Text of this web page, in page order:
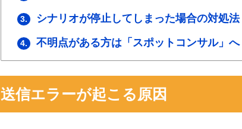
3. シナリオが停止してしまった場合の対処法
4. 不明点がある方は「スポットコンサル」へ
送信エラーが起こる原因